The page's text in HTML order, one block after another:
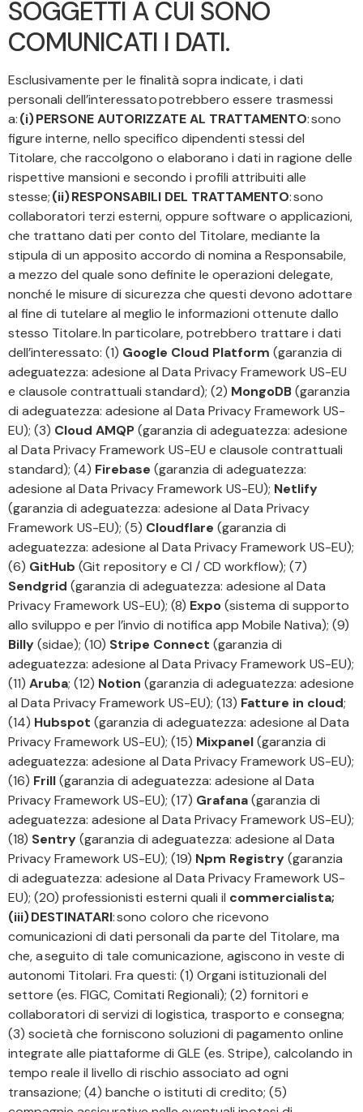
SOGGETTI A CUI SONO
COMUNICATI I DATI.
Esclusivamente per le finalità sopra indicate, i dati
personali dell’interessato potrebbero essere trasmessi
a:(i) PERSONE AUTORIZZATE AL TRATTAMENTO: sono
figure interne, nello specifico dipendenti stessi del
Titolare, che raccolgono o elaborano i dati in ragione delle
rispettive mansioni e secondo i profili attribuiti alle
stesse;(ii) RESPONSABILI DEL TRATTAMENTO: sono
collaboratori terzi esterni, oppure software o applicazioni,
che trattano dati per conto del Titolare, mediante la
stipula di un apposito accordo di nomina a Responsabile,
a mezzo del quale sono definite le operazioni delegate,
nonché le misure di sicurezza che questi devono adottare
al fine di tutelare al meglio le informazioni ottenute dallo
stesso Titolare. In particolare, potrebbero trattare i dati
dell’interessato: (1) Google Cloud Platform (garanzia di
adeguatezza: adesione al Data Privacy Framework US-EU
e clausole contrattuali standard); (2) MongoDB(garanzia
di adeguatezza: adesione al Data Privacy Framework US-
EU); (3) Cloud AMQP(garanzia di adeguatezza: adesione
al Data Privacy Framework US-EU e clausole contrattuali
standard); (4) Firebase (garanzia di adeguatezza:
adesione al Data Privacy Framework US-EU); Netlify
(garanzia di adeguatezza: adesione al Data Privacy
Framework US-EU); (5) Cloudflare (garanzia di
adeguatezza: adesione al Data Privacy Framework US-EU);
(6) GitHub (Git repository e CI / CD workflow); (7)
Sendgrid (garanzia di adeguatezza: adesione al Data
Privacy Framework US-EU); (8) Expo(sistema di supporto
allo sviluppo e per l’invio di notifica app Mobile Nativa); (9)
Billy(sidae); (10) Stripe Connect (garanzia di
adeguatezza: adesione al Data Privacy Framework US-EU);
(11) Aruba; (12) Notion (garanzia di adeguatezza: adesione
al Data Privacy Framework US-EU); (13) Fatture in cloud;
(14) Hubspot (garanzia di adeguatezza: adesione al Data
Privacy Framework US-EU); (15) Mixpanel(garanzia di
adeguatezza: adesione al Data Privacy Framework US-EU);
(16) Frill(garanzia di adeguatezza: adesione al Data
Privacy Framework US-EU); (17) Grafana(garanzia di
adeguatezza: adesione al Data Privacy Framework US-EU);
(18) Sentry(garanzia di adeguatezza: adesione al Data
Privacy Framework US-EU); (19) Npm Registry(garanzia
di adeguatezza: adesione al Data Privacy Framework US-
EU); (20) professionisti esterni quali il commercialista;
(iii) DESTINATARI: sono coloro che ricevono
comunicazioni di dati personali da parte del Titolare, ma
che, a seguito di tale comunicazione, agiscono in veste di
autonomi Titolari. Fra questi: (1) Organi istituzionali del
settore (es. FIGC, Comitati Regionali); (2) fornitori e
collaboratori di servizi di logistica, trasporto e consegna;
(3) società che forniscono soluzioni di pagamento online
integrate alle piattaforme di GLE (es. Stripe), calcolando in
tempo reale il livello di rischio associato ad ogni
transazione; (4) banche o istituti di credito; (5)